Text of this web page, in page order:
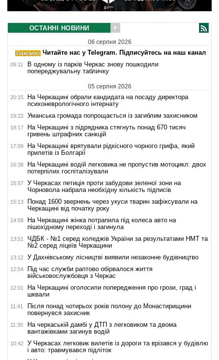
ОСТАННІ НОВИНИ
06 серпня 2026
Читайте нас у Telegram. Підписуйтесь на наш канал
09:11
В одному із парків Черкас знову пошкодили
попереджувальну табличку
05 серпня 2026
20:15
На Черкащині обрали кандидата на посаду директора
психоневрологічного інтернату
19:22 Уманська громада попрощається із загиблим захисником
18:17
На Черкащині з підрядника стягнуть понад 670 тисяч
гривень штрафних санкцій
17:09
На Черкащині врятували рідкісного чорного грифа, який
прилетів із Болгарії
16:38
На Черкащині водій легковика не пропустив мотоцикл: двох
потерпілих госпіталізували
15:57
У Черкасах петиція проти забудови зеленої зони на
Чорновола набрала необхідну кількість підписів
15:13
Понад 1600 звернень через укуси тварин зафіксували на
Черкащині від початку року
14:58
На Черкащині жінка потрапила під колеса авто на
пішохідному переході і загинула
13:51
ЧДБК - №1 серед коледжів України за результатами НМТ та
№2 серед ліцеїв Черкащини
13:12 У Дахнівському лісництві виявили незаконне будівництво
12:54
Під час служби раптово обірвалося життя
військовослужбовця з Черкас
12:01
На Черкащині оголосили попередження про грози, град і
шквали
11:41
Після понад чотирьох років полону до Монастирищини
повернувся захисник
11:30
На черкаській дамбі у ДТП з легковиком та двома
вантажівками загинув водій
10:42
У Черкасах легковик вилетів із дороги та врізався у будівлю
і авто: травмувався підліток